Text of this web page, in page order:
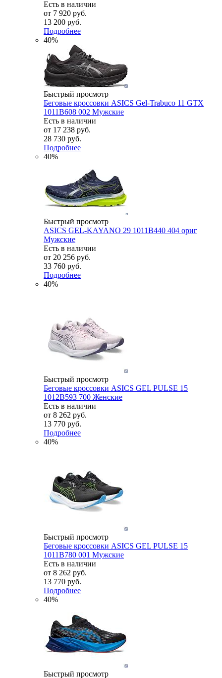
Есть в наличии
от 7 920 руб.
13 200 руб.
Подробнее
40%
Быстрый просмотр
Беговые кроссовки ASICS Gel-Trabuco 11 GTX
1011B608 002 Мужские
Есть в наличии
от 17 238 руб.
28 730 руб.
Подробнее
40%
Быстрый просмотр
ASICS GEL-KAYANO 29 1011B440 404 ориг
Мужские
Есть в наличии
от 20 256 руб.
33 760 руб.
Подробнее
40%
Быстрый просмотр
Беговые кроссовки ASICS GEL PULSE 15
1012B593 700 Женские
Есть в наличии
от 8 262 руб.
13 770 руб.
Подробнее
40%
Быстрый просмотр
Беговые кроссовки ASICS GEL PULSE 15
1011B780 001 Мужские
Есть в наличии
от 8 262 руб.
13 770 руб.
Подробнее
40%
Быстрый просмотр